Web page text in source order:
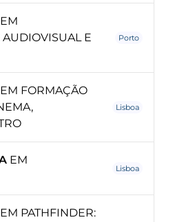
EM
E
Porto
EM FORMAÇÃO
Lisboa
EM
Lisboa
EM PATHFINDER: